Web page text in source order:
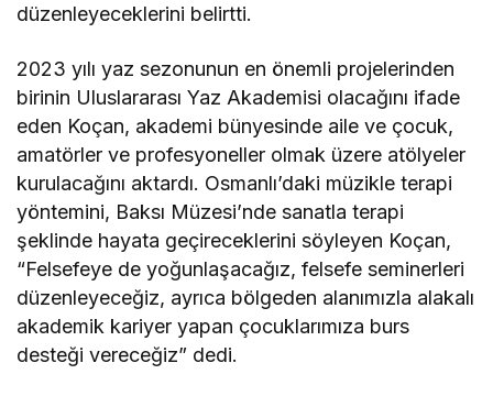
düzenleyeceklerini belirtti.
2023 yılı yaz sezonunun en önemli projelerinden
birinin Uluslararası Yaz Akademisi olacağını ifade
eden Koçan, akademi bünyesinde aile ve çocuk,
amatörler ve profesyoneller olmak üzere atölyeler
kurulacağını aktardı. Osmanlı’daki müzikle terapi
yöntemini, Baksı Müzesi’nde sanatla terapi
şeklinde hayata geçireceklerini söyleyen Koçan,
“Felsefeye de yoğunlaşacağız, felsefe seminerleri
düzenleyeceğiz, ayrıca bölgeden alanımızla alakalı
akademik kariyer yapan çocuklarımıza burs
desteği vereceğiz” dedi.